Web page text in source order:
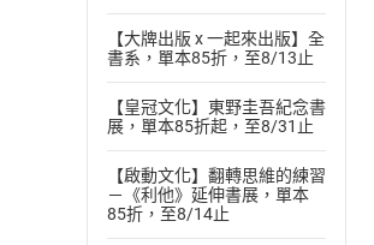
【大牌出版 x 一起來出版】全
書系，單本85折，至8/13止
【皇冠文化】東野圭吾紀念書
展，單本85折起，至8/31止
【啟動文化】翻轉思維的練習
－《利他》延伸書展，單本
85折，至8/14止